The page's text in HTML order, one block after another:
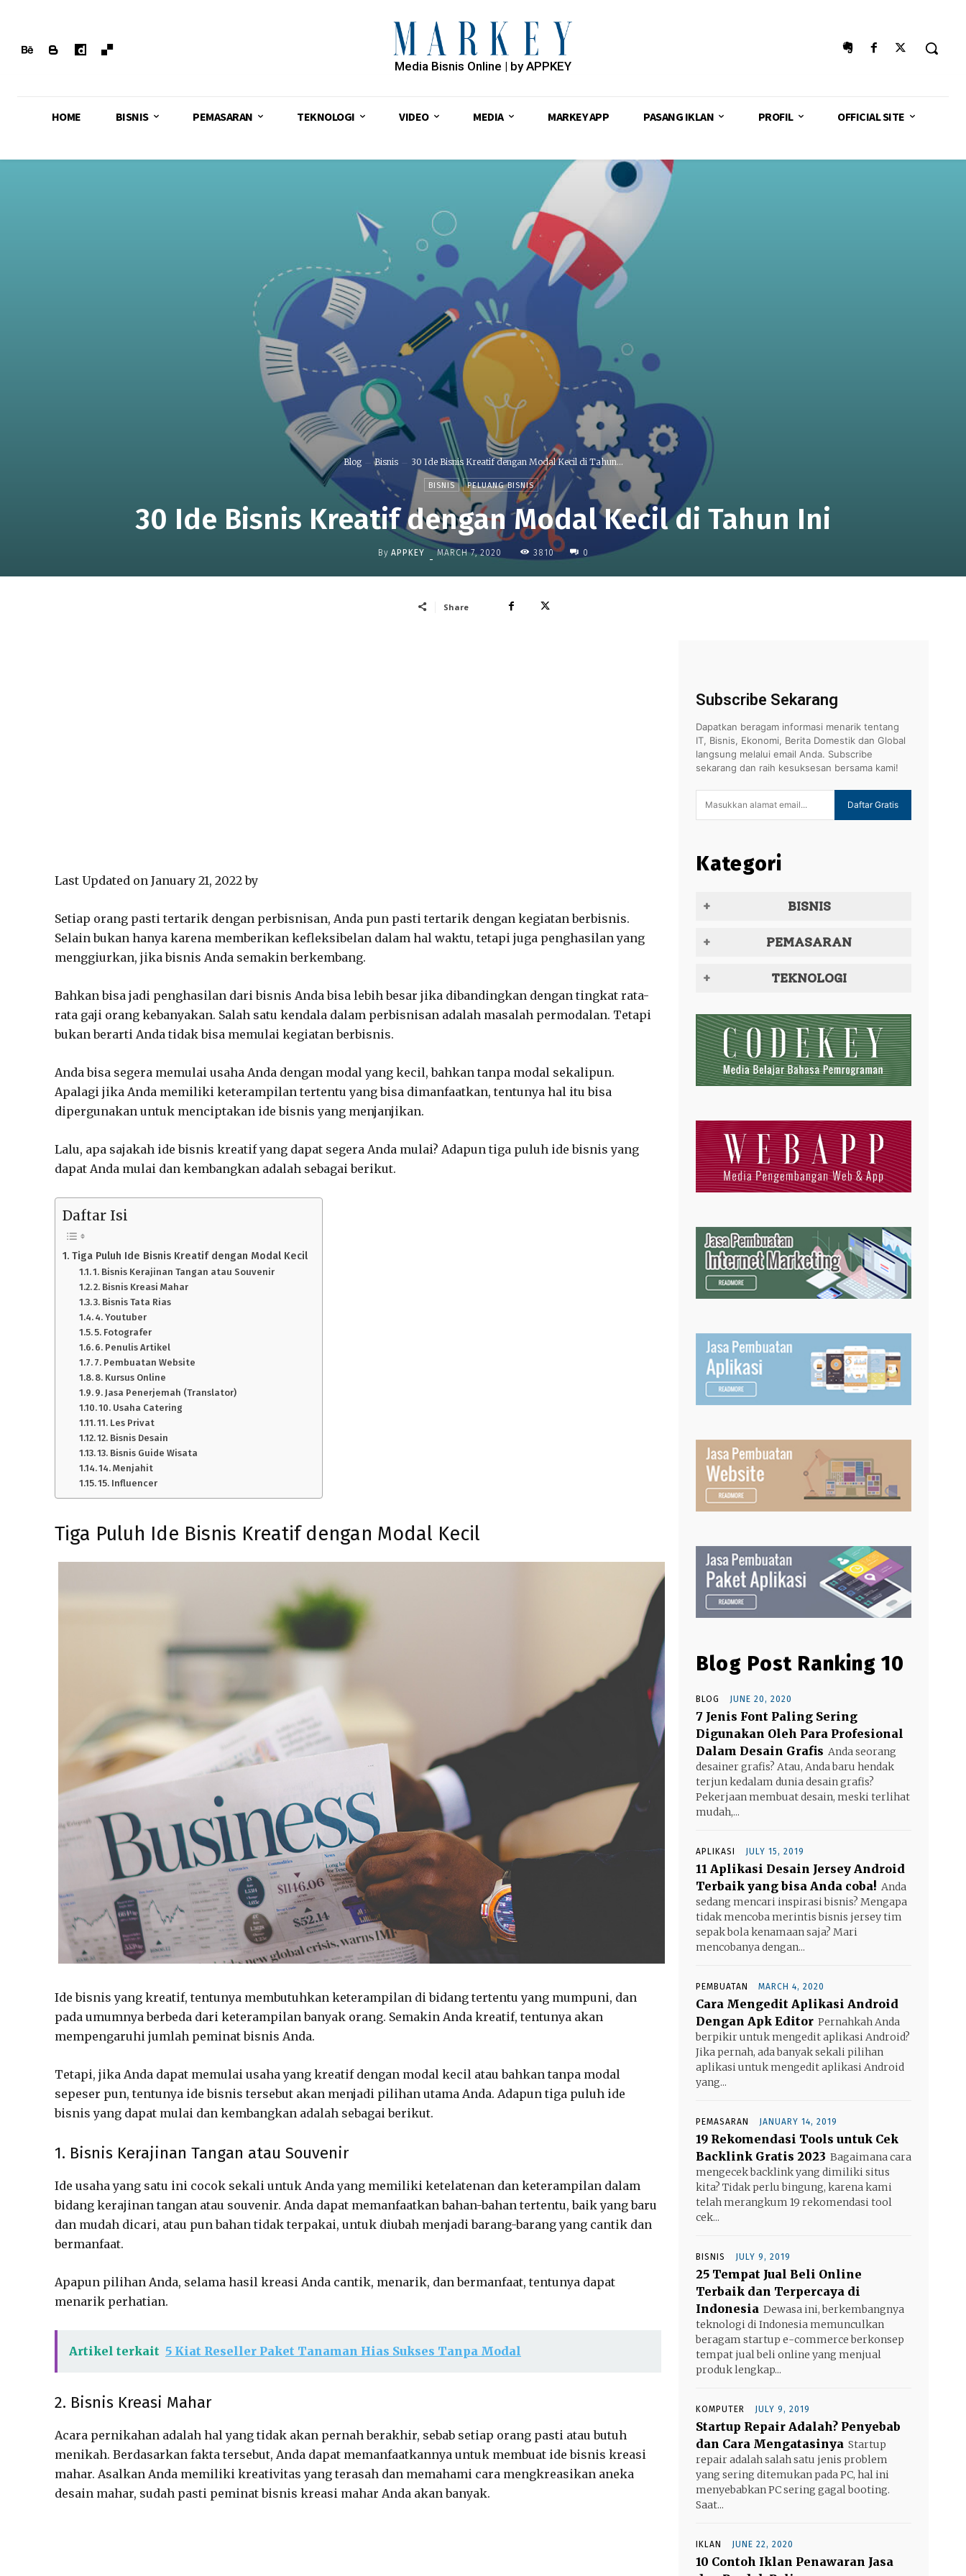
Media Bisnis Online | by APPKEY
HOME BISNIS PEMASARAN TEKNOLOGI VIDEO MEDIA MARKEY APP PASANG IKLAN PROFIL OFFICIAL SITE
Blog Bisnis 30 Ide Bisnis Kreatif dengan Modal Kecil di Tahun...
BISNIS PELUANG BISNIS
30 Ide Bisnis Kreatif dengan Modal Kecil di Tahun Ini
By APPKEY - MARCH 7, 2020 3810 0
Share
Last Updated on January 21, 2022 by
Setiap orang pasti tertarik dengan perbisnisan, Anda pun pasti tertarik dengan kegiatan berbisnis.
Selain bukan hanya karena memberikan kefleksibelan dalam hal waktu, tetapi juga penghasilan yang
menggiurkan, jika bisnis Anda semakin berkembang.
Bahkan bisa jadi penghasilan dari bisnis Anda bisa lebih besar jika dibandingkan dengan tingkat rata-
rata gaji orang kebanyakan. Salah satu kendala dalam perbisnisan adalah masalah permodalan. Tetapi
bukan berarti Anda tidak bisa memulai kegiatan berbisnis.
Anda bisa segera memulai usaha Anda dengan modal yang kecil, bahkan tanpa modal sekalipun.
Apalagi jika Anda memiliki keterampilan tertentu yang bisa dimanfaatkan, tentunya hal itu bisa
dipergunakan untuk menciptakan ide bisnis yang menjanjikan.
Lalu, apa sajakah ide bisnis kreatif yang dapat segera Anda mulai? Adapun tiga puluh ide bisnis yang
dapat Anda mulai dan kembangkan adalah sebagai berikut.
Daftar Isi
Tiga Puluh Ide Bisnis Kreatif dengan Modal Kecil
1. Bisnis Kerajinan Tangan atau Souvenir
2. Bisnis Kreasi Mahar
3. Bisnis Tata Rias
4. Youtuber
5. Fotografer
6. Penulis Artikel
7. Pembuatan Website
8. Kursus Online
9. Jasa Penerjemah (Translator)
10. Usaha Catering
11. Les Privat
12. Bisnis Desain
13. Bisnis Guide Wisata
14. Menjahit
15. Influencer
Tiga Puluh Ide Bisnis Kreatif dengan Modal Kecil
Ide bisnis yang kreatif, tentunya membutuhkan keterampilan di bidang tertentu yang mumpuni, dan
pada umumnya berbeda dari keterampilan banyak orang. Semakin Anda kreatif, tentunya akan
mempengaruhi jumlah peminat bisnis Anda.
Tetapi, jika Anda dapat memulai usaha yang kreatif dengan modal kecil atau bahkan tanpa modal
sepeser pun, tentunya ide bisnis tersebut akan menjadi pilihan utama Anda. Adapun tiga puluh ide
bisnis yang dapat mulai dan kembangkan adalah sebagai berikut.
1. Bisnis Kerajinan Tangan atau Souvenir
Ide usaha yang satu ini cocok sekali untuk Anda yang memiliki ketelatenan dan keterampilan dalam
bidang kerajinan tangan atau souvenir. Anda dapat memanfaatkan bahan-bahan tertentu, baik yang baru
dan mudah dicari, atau pun bahan tidak terpakai, untuk diubah menjadi barang-barang yang cantik dan
bermanfaat.
Apapun pilihan Anda, selama hasil kreasi Anda cantik, menarik, dan bermanfaat, tentunya dapat
menarik perhatian.
Artikel terkait 5 Kiat Reseller Paket Tanaman Hias Sukses Tanpa Modal
2. Bisnis Kreasi Mahar
Acara pernikahan adalah hal yang tidak akan pernah berakhir, sebab setiap orang pasti atau butuh
menikah. Berdasarkan fakta tersebut, Anda dapat memanfaatkannya untuk membuat ide bisnis kreasi
mahar. Asalkan Anda memiliki kreativitas yang terasah dan memahami cara mengkreasikan aneka
desain mahar, sudah pasti peminat bisnis kreasi mahar Anda akan banyak.
Subscribe Sekarang
Dapatkan beragam informasi menarik tentang
IT, Bisnis, Ekonomi, Berita Domestik dan Global
langsung melalui email Anda. Subscribe
sekarang dan raih kesuksesan bersama kami!
Daftar Gratis
Kategori
BISNIS
PEMASARAN
TEKNOLOGI
Blog Post Ranking 10
BLOG JUNE 20, 2020
7 Jenis Font Paling Sering
Digunakan Oleh Para Profesional
Dalam Desain Grafis Anda seorang
desainer grafis? Atau, Anda baru hendak
terjun kedalam dunia desain grafis?
Pekerjaan membuat desain, meski terlihat
mudah,...
APLIKASI JULY 15, 2019
11 Aplikasi Desain Jersey Android
Terbaik yang bisa Anda coba! Anda
sedang mencari inspirasi bisnis? Mengapa
tidak mencoba merintis bisnis jersey tim
sepak bola kenamaan saja? Mari
mencobanya dengan...
PEMBUATAN MARCH 4, 2020
Cara Mengedit Aplikasi Android
Dengan Apk Editor Pernahkah Anda
berpikir untuk mengedit aplikasi Android?
Jika pernah, ada banyak sekali pilihan
aplikasi untuk mengedit aplikasi Android
yang...
PEMASARAN JANUARY 14, 2019
19 Rekomendasi Tools untuk Cek
Backlink Gratis 2023 Bagaimana cara
mengecek backlink yang dimiliki situs
kita? Tidak perlu bingung, karena kami
telah merangkum 19 rekomendasi tool
cek...
BISNIS JULY 9, 2019
25 Tempat Jual Beli Online
Terbaik dan Terpercaya di
Indonesia Dewasa ini, berkembangnya
teknologi di Indonesia memunculkan
beragam startup e-commerce berkonsep
tempat jual beli online yang menjual
produk lengkap...
KOMPUTER JULY 9, 2019
Startup Repair Adalah? Penyebab
dan Cara Mengatasinya Startup
repair adalah salah satu jenis problem
yang sering ditemukan pada PC, hal ini
menyebabkan PC sering gagal booting.
Saat...
IKLAN JUNE 22, 2020
10 Contoh Iklan Penawaran Jasa